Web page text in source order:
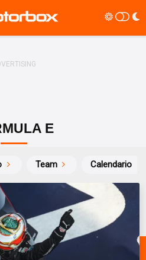
E
Team Calendario